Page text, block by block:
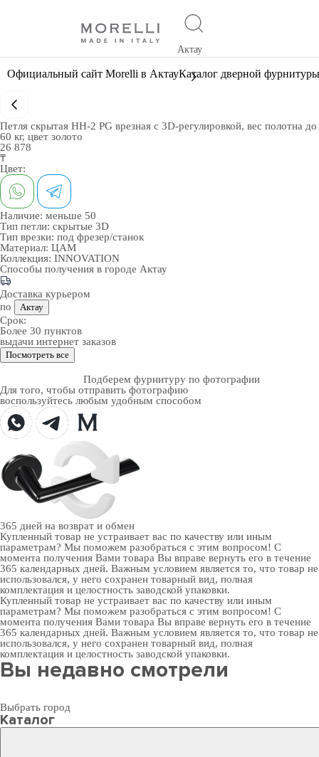
Актау
Официальный сайт Morelli в АктауКаталог дверной фурнитуры
Петля скрытая HH-2 PG врезная с 3D-регулировкой, вес полотна до
60 кг, цвет золото
26 878
₸
Цвет:
Наличие: меньше 50
Тип петли: скрытые 3D
Тип врезки: под фрезер/станок
Материал: ЦАМ
Коллекция: INNOVATION
Способы получения в городе Актау
Доставка курьером
по
Актау
Срок:
Более 30 пунктов
выдачи интернет заказов
Посмотреть все
Подберем фурнитуру по фотографии
Для того, чтобы отправить фотографию
воспользуйтесь любым удобным способом
365 дней на возврат и обмен
Купленный товар не устраивает вас по качеству или иным
параметрам? Мы поможем разобраться с этим вопросом! С
момента получения Вами товара Вы вправе вернуть его в течение
365 календарных дней. Важным условием является то, что товар не
использовался, у него сохранен товарный вид, полная
комплектация и целостность заводской упаковки.
Купленный товар не устраивает вас по качеству или иным
параметрам? Мы поможем разобраться с этим вопросом! С
момента получения Вами товара Вы вправе вернуть его в течение
365 календарных дней. Важным условием является то, что товар не
использовался, у него сохранен товарный вид, полная
комплектация и целостность заводской упаковки.
Вы недавно смотрели
Выбрать город
Каталог